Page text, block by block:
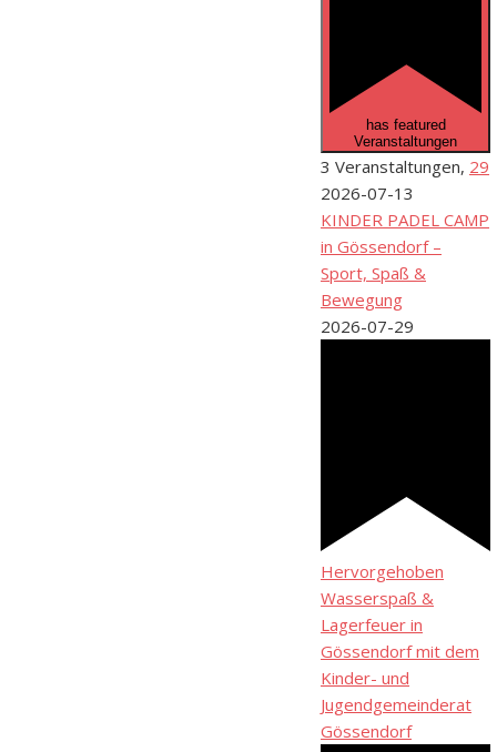
has featured
Veranstaltungen
3 Veranstaltungen, 29
2026-07-13
KINDER PADEL CAMP
in Gössendorf –
Sport, Spaß &
Bewegung
2026-07-29
Hervorgehoben
Wasserspaß &
Lagerfeuer in
Gössendorf mit dem
Kinder- und
Jugendgemeinderat
Gössendorf